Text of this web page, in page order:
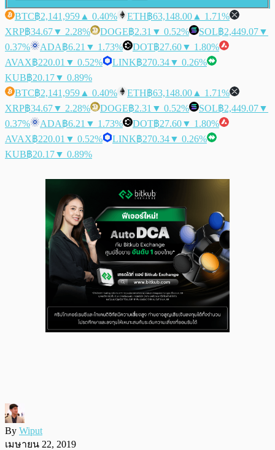
BTC฿2,141,959 ▲ 0.40% ETH฿63,148.00 ▲ 1.71%
XRP฿34.67▼ 2.28% DOGE฿2.31 ▼ 0.52% SOL฿2,449.07▼
0.37%
ADA฿6.21 ▼ 1.73% DOT฿27.60▼ 1.80%
AVAX฿220.01 ▼ 0.52% LINK฿270.34▼ 0.26%
KUB฿20.17▼ 0.89%
BTC฿2,141,959 ▲ 0.40% ETH฿63,148.00 ▲ 1.71%
XRP฿34.67▼ 2.28% DOGE฿2.31 ▼ 0.52% SOL฿2,449.07▼
0.37%
ADA฿6.21 ▼ 1.73% DOT฿27.60▼ 1.80%
AVAX฿220.01 ▼ 0.52% LINK฿270.34▼ 0.26%
KUB฿20.17▼ 0.89%
By Wiput
เมษายน 22, 2019